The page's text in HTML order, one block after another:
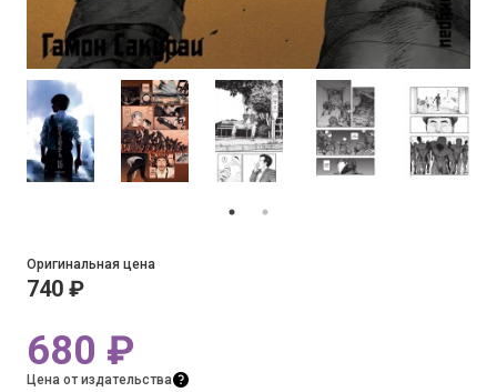
Оригинальная цена
740 ₽
680 ₽
Цена от издательства